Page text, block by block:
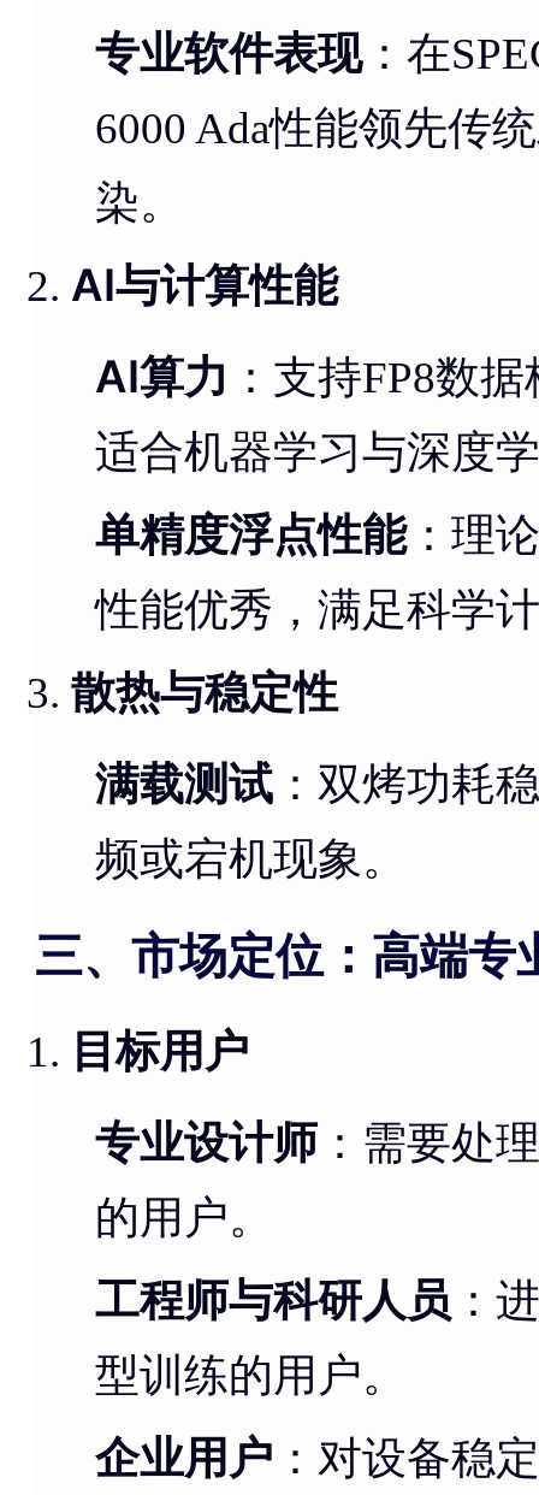
专业软件表现：在
6000 Ada性能领先传
染。
AI与计算性能
AI算力 ：支持FP8数
适合机器学习与深度
单精度浮点性能：理
性能优秀，满足科学
散热与稳定性
满载测试 ：双烤功耗
频或宕机现象。
三、市场定位：高端专
目标用户
专业设计师 ：需要处
的用户。
工程师与科研人员 ：
型训练的用户。
企业用户 ：对设备稳